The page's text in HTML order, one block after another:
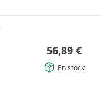
56,89 €
En stock